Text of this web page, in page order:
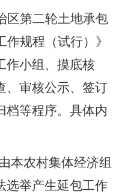
区第二轮土地承包
作规程（试行）》
作小组、摸底核
、审核公示、签订
档等程序。具体内
本农村集体经济组
选举产生延包工作